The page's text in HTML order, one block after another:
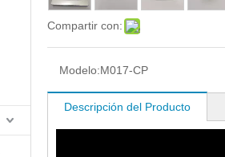
Compartir con:
Modelo:M017-CP
Descripción del Producto